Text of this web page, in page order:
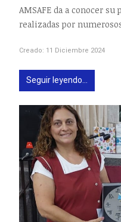
AMSAFE da a conocer
realizadas por
Creado: 11 Diciembre 2024
Seguir leyendo...